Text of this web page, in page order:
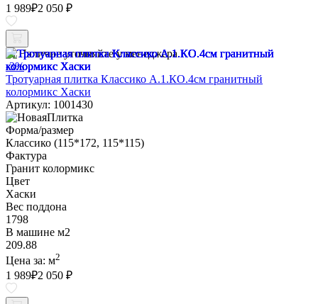
1 989₽2 050 ₽
Наличие уточняйте у менеджера
-3%
Тротуарная плитка Классико А.1.КО.4см гранитный
колормикс Хаски
Артикул: 1001430
Форма/размер
Классико (115*172, 115*115)
Фактура
Гранит колормикс
Цвет
Хаски
Вес поддона
1798
В машине м2
209.88
Цена за: м2
1 989₽2 050 ₽